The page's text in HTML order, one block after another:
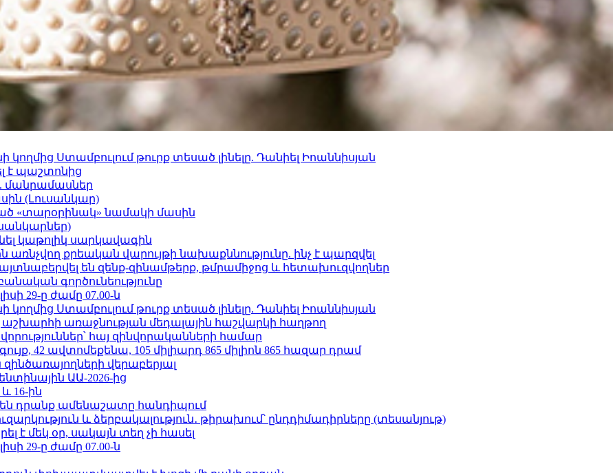
Ստամբուլում թուրք տեսած լինելը. Դանիել Իոաննիսյան
է պաշտոնից
մանրամասներ
(Լուսանկար)
«տարօրինակ» նամակի մասին
կաթոլիկ սարկավագին
առնչվող քրեական վարույթի նախաքննությունը. ինչ է պարզվել
են զենք-զինամթերք, թմրամիջոց և հետախուզվողներ
գործունեությունը
29-ը ժամը 07.00-ն
Ստամբուլում թուրք տեսած լինելը. Դանիել Իոաննիսյան
առաջնության մեդալային հաշվարկի հաղթող
հայ զինվորականների համար
42 ավտոմեքենա, 105 միլիարդ 865 միլիոն 865 հազար դրամ
վերաբերյալ
ԱԱ-2026-ից
16-ին
դրանք ամենաշատը հանդիպում
և ձերբակալություն․ թիրախում՝ ընդդիմադիրները (տեսանյութ)
է մեկ օր, սակայն տեղ չի հասել
29-ը ժամը 07.00-ն